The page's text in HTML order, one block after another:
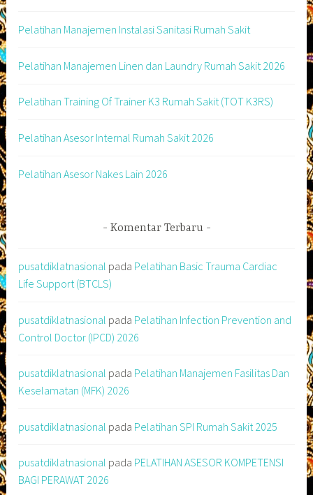
Pelatihan Manajemen Instalasi Sanitasi Rumah Sakit
Pelatihan Manajemen Linen dan Laundry Rumah Sakit 2026
Pelatihan Training Of Trainer K3 Rumah Sakit (TOT K3RS)
Pelatihan Asesor Internal Rumah Sakit 2026
Pelatihan Asesor Nakes Lain 2026
Komentar Terbaru
pusatdiklatnasional pada Pelatihan Basic Trauma Cardiac
Life Support (BTCLS)
pusatdiklatnasional pada Pelatihan Infection Prevention and
Control Doctor (IPCD) 2026
pusatdiklatnasional pada Pelatihan Manajemen Fasilitas Dan
Keselamatan (MFK) 2026
pusatdiklatnasional pada Pelatihan SPI Rumah Sakit 2025
pusatdiklatnasional pada PELATIHAN ASESOR KOMPETENSI
BAGI PERAWAT 2026